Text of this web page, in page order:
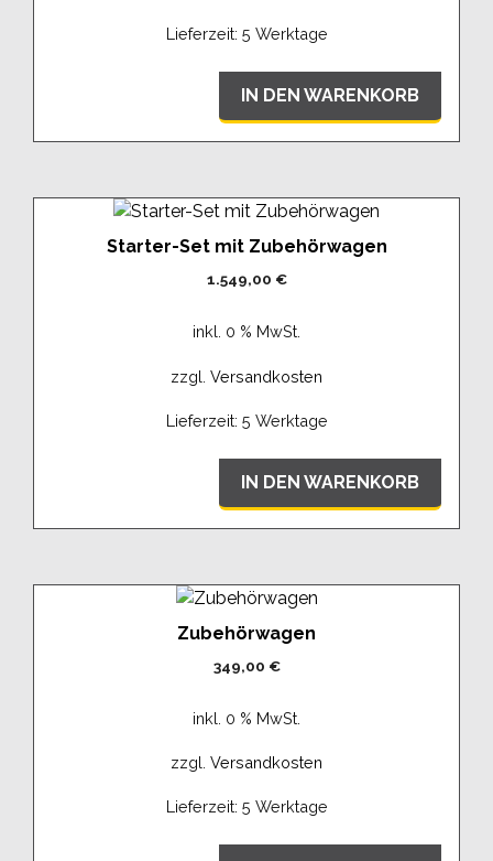
Lieferzeit: 5 Werktage
IN DEN WARENKORB
Starter-Set mit Zubehörwagen
1.549,00 €
inkl. 0 % MwSt.
zzgl. Versandkosten
Lieferzeit: 5 Werktage
IN DEN WARENKORB
Zubehörwagen
349,00 €
inkl. 0 % MwSt.
zzgl. Versandkosten
Lieferzeit: 5 Werktage